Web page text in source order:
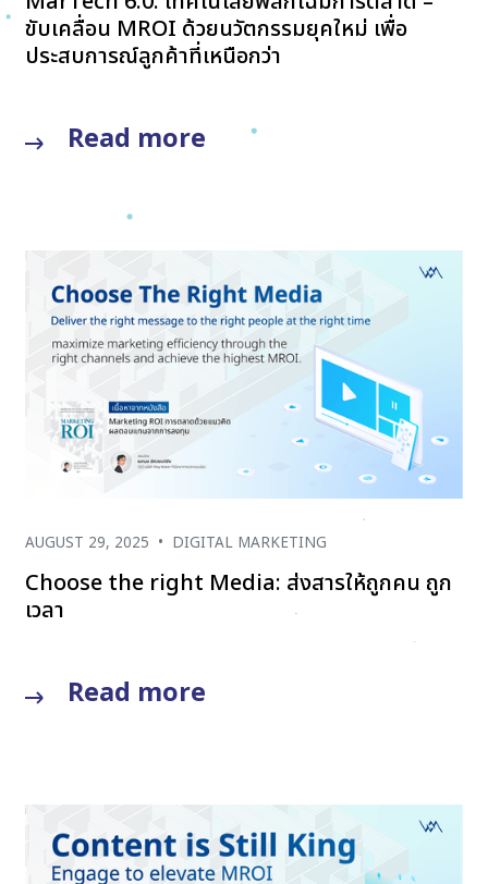
ขับเคลื่อน MROI ด้วยนวัตกรรมยุคใหม่ เพื่อ
ประสบการณ์ลูกค้าที่เหนือกว่า
Read more
AUGUST 29, 2025 • DIGITAL MARKETING
Choose the right Media: ส่งสารให้ถูกคน ถูก
เวลา
Read more